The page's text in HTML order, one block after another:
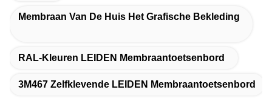
Membraan Van De Huis Het Grafische Bekleding
RAL-Kleuren LEIDEN Membraantoetsenbord
3M467 Zelfklevende LEIDEN Membraantoetsenbord